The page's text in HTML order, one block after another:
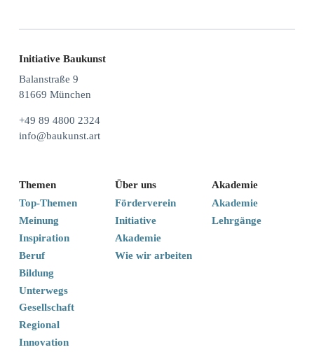
Initiative Baukunst
Balanstraße 9
81669 München
+49 89 4800 2324
info@baukunst.art
Themen
Top-Themen
Meinung
Inspiration
Beruf
Bildung
Unterwegs
Gesellschaft
Regional
Innovation
Akademie
Akademie
Lehrgänge
Über uns
Förderverein
Initiative
Akademie
Wie wir arbeiten